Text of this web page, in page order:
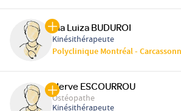
Ina Luiza BUDUROI
Kinésithérapeute
Polyclinique Montréal -
Herve ESCOURROU
Ostéopathe